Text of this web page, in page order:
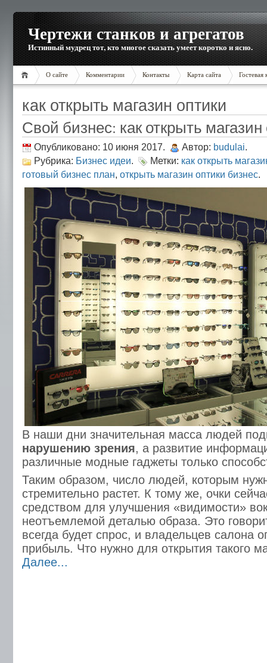
Чертежи станков и агрегатов
Истинный мудрец тот, кто многое сказать умеет коротко и ясно.
О сайте Комментарии Контакты Карта сайта Гостевая
как открыть магазин оптики
Свой бизнес: как открыть магазин
Опубликовано: 10 июня 2017. Автор: budulai.
Рубрика: Бизнес идеи. Метки: как открыть
готовый бизнес план, открыть магазин оптики бизнес.
В наши дни значительная масса людей
нарушению зрения, а развитие
различные модные гаджеты только
Таким образом, число людей, которым
стремительно растет. К тому же, очки
средством для улучшения «видимости»
неотъемлемой деталью образа. Это
всегда будет спрос, и владельцев салона
прибыль. Что нужно для открытия такого
Далее...